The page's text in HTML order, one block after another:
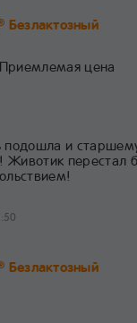
Безлактозный
цена
подошла и
перестал
Безлактозный